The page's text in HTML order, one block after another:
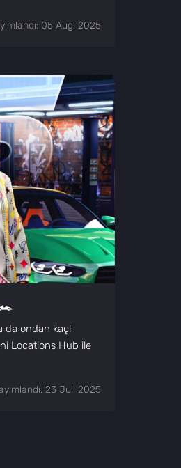
05 Aug, 2025
🏎️
da ondan kaç!
Locations Hub ile
23 Jul, 2025